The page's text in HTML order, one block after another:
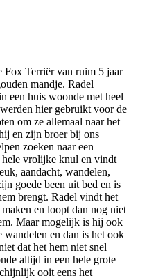
Fox Terriër van ruim 5 jaar
mandje. Radel
een huis woonde met heel
hier gebruikt voor de
om ze allemaal naar het
en zijn broer bij ons
zoeken naar een
hele vrolijke knul en vindt
aandacht, wandelen,
goede been uit bed en is
brengt. Radel vindt het
en loopt dan nog niet
Maar mogelijk is hij ook
en dan is het ook
dat het hem niet snel
altijd in een hele grote
ooit eens het